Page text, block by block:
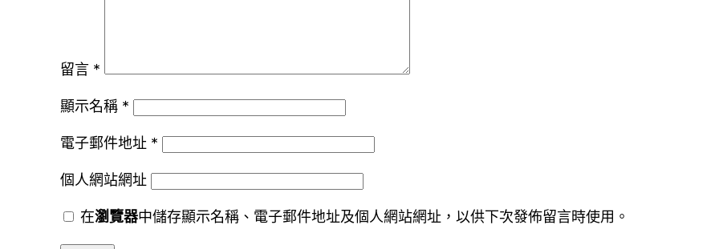
留言 *
顯示名稱 *
電子郵件地址 *
個人網站網址
在瀏覽器中儲存顯示名稱、電子郵件地址及個人網站網址，以供下次發佈留言時使用。